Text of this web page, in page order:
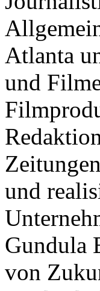
Atlanta
und
und
Gundula
von